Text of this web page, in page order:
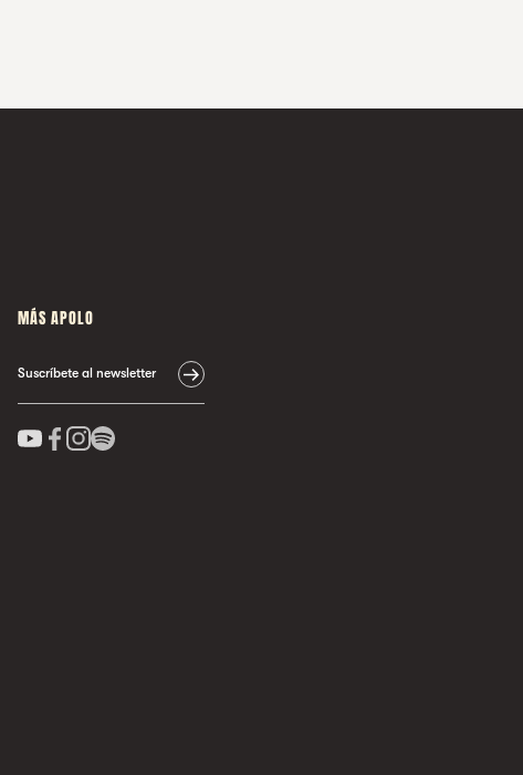
MÁS APOLO
Suscríbete al newsletter